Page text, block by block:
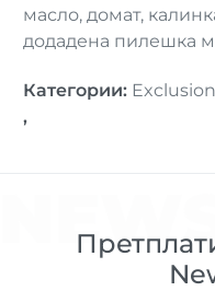
масло, домат,
додадена пилешка
Категории: Exclusion
,